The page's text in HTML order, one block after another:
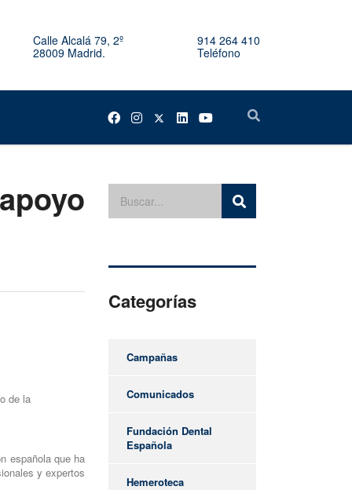
Calle Alcalá 79, 2º
28009 Madrid.
914 264 410
Teléfono
de la
española que ha
y expertos
Categorías
Campañas
Comunicados
Fundación Dental
Española
Hemeroteca